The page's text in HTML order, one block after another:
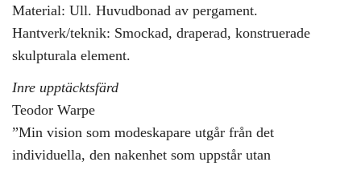
Material: Ull. Huvudbonad av pergament.
Hantverk/teknik: Smockad, draperad, konstruerade
skulpturala element.
Inre upptäcktsfärd
Teodor Warpe
”Min vision som modeskapare utgår från det
individuella, den nakenhet som uppstår utan